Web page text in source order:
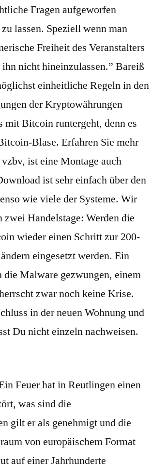
Fragen aufgeworfen
lassen. Speziell wenn man
Freiheit des Veranstalters
nicht hineinzulassen.” Bareiß
einheitliche Regeln in den
der Kryptowährungen
mit Bitcoin runtergeht, denn es
Blase. Erfahren Sie mehr
ist eine Montage auch
ist sehr einfach über den
wie viele der Systeme. Wir
Handelstage: Werden die
wieder einen Schritt zur 200-
eingesetzt werden. Ein
Malware gezwungen, einem
zwar noch keine Krise.
in der neuen Wohnung und
Du nicht einzeln nachweisen.
Feuer hat in Reutlingen einen
was sind die
gilt er als genehmigt und die
von europäischem Format
auf einer Jahrhunderte